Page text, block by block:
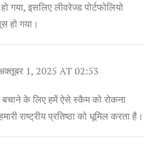
गया, इसलिए लीवरेज्ड पोर्टफोलियो
हो गया।
1, 2025 AT 02:53
बचाने के लिए हमें ऐसे स्कैम को रोकना
राष्ट्रीय प्रतिष्ठा को धूमिल करता है।